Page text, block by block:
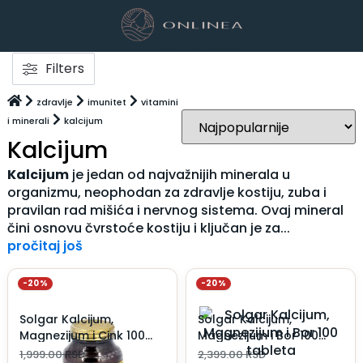
Filters
zdravlje imunitet
vitamini
i minerali
kalcijum
Kalcijum
Kalcijumje jedan od najvažnijih minerala u
organizmu, neophodan za zdravlje kostiju, zuba i
pravilan rad mišića i nervnog sistema. Ovaj mineral
čini osnovu čvrstoće kostiju i ključan je za...
pročitaj još
-20%
Solgar Kalcijum,
Magnezijum i Cink 100
tableta
1,999.00RSD
-20%
Solgar Kalcijum,
Magnezijum i Bor 100
tableta
2,399.00RSD